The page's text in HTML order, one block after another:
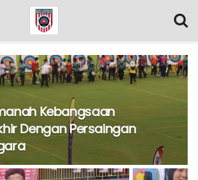
Kebangsaan
Dengan Persaingan